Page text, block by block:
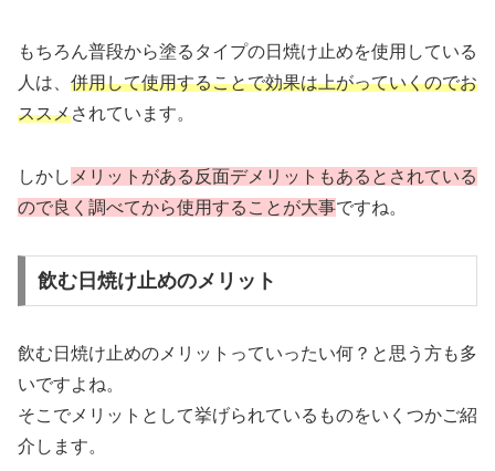
もちろん普段から塗るタイプの日焼け止めを使用している
人は、 併用して使用することで効果は上がっていくのでお
ススメされています。
しかし メリットがある反面デメリットもあるとされている
ので良く調べてから使用することが大事ですね。
飲む日焼け止めのメリット
飲む日焼け止めのメリットっていったい何？と思う方も多
いですよね。
そこでメリットとして挙げられているものをいくつかご紹
介します。